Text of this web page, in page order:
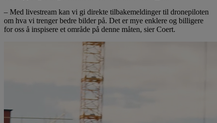
– Med livestream kan vi gi direkte tilbakemeldinger til dronepiloten
om hva vi trenger bedre bilder på. Det er mye enklere og billigere
for oss å inspisere et område på denne måten, sier Coert.